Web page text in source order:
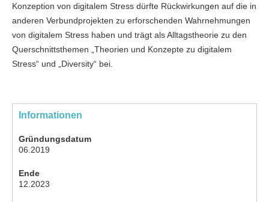
Konzeption von digitalem Stress dürfte Rückwirkungen auf die in
anderen Verbundprojekten zu erforschenden Wahrnehmungen
von digitalem Stress haben und trägt als Alltagstheorie zu den
Querschnittsthemen „Theorien und Konzepte zu digitalem
Stress“ und „Diversity“ bei.
Informationen
Gründungsdatum
06.2019
Ende
12.2023